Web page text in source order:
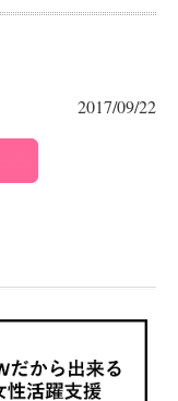
2017/09/22